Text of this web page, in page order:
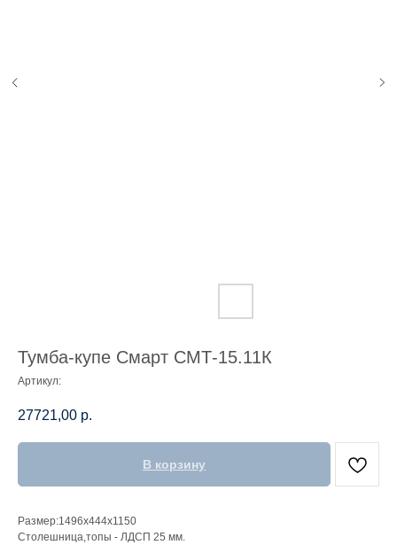
Тумба-купе Смарт СМТ-15.11К
Артикул:
27721,00 р.
В корзину
Размер:1496x444x1150
Столешница,топы - ЛДСП 25 мм.